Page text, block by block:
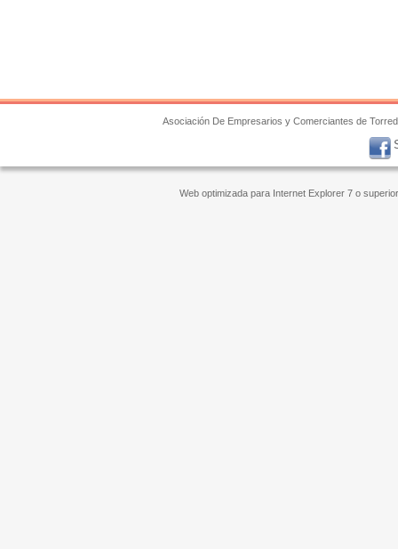
Asociación De Empresarios y Comerciantes de
Web optimizada para Internet Explorer 7 o